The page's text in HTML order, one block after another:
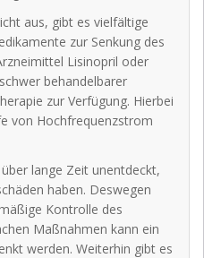
aus, gibt es vielfältige
zur Senkung des
Lisinopril oder
behandelbarer
zur Verfügung. Hierbei
von Hochfrequenzstrom
lange Zeit unentdeckt,
haben. Deswegen
Kontrolle des
Maßnahmen kann ein
werden. Weiterhin gibt es